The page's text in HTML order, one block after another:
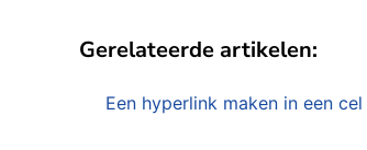
Gerelateerde artikelen:
Een hyperlink maken in een